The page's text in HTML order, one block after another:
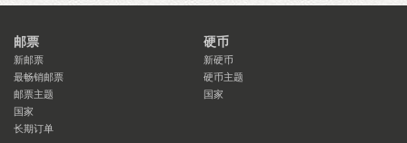
邮票
新邮票
最畅销邮票
邮票主题
国家
长期订单
硬币
新硬币
硬币主题
国家